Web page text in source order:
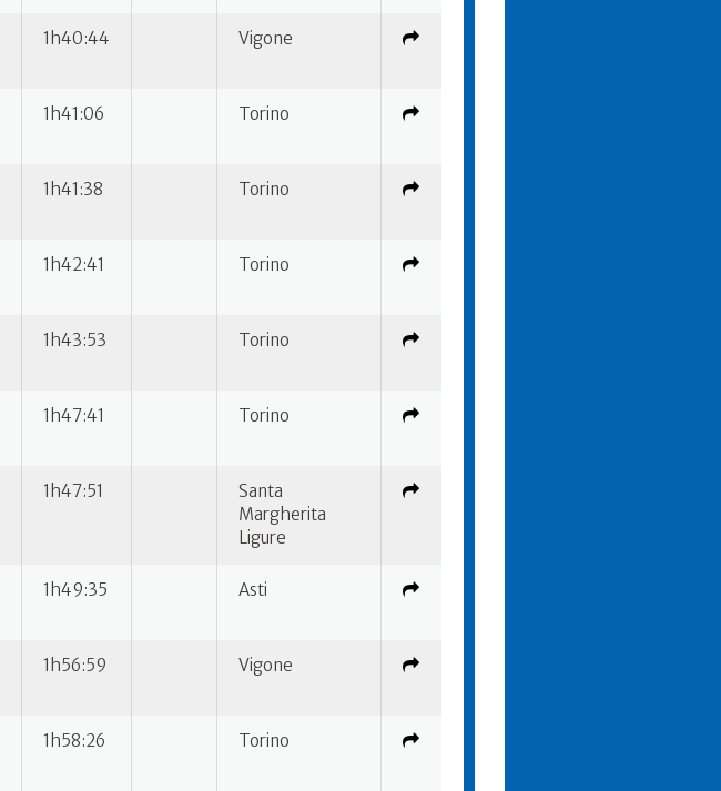
1h40:44 Vigone
1h41:06 Torino
1h41:38 Torino
1h42:41 Torino
1h43:53 Torino
1h47:41 Torino
1h47:51
Santa
Margherita
Ligure
1h49:35 Asti
1h56:59 Vigone
1h58:26 Torino